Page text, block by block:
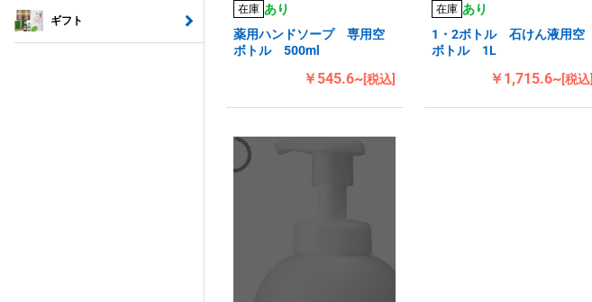
ギフト
在庫 あり
薬用ハンドソープ 専用空
ボトル 500ml
￥545.6~[税込]
在庫 あり
1・2ボトル 石けん液用空
ボトル 1L
￥1,715.6~[税込]